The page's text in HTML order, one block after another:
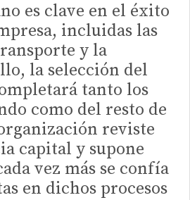
es clave en el éxito
incluidas las
y la
la selección del
tanto los
como del resto de
reviste
capital y supone
vez más se confía
en dichos procesos